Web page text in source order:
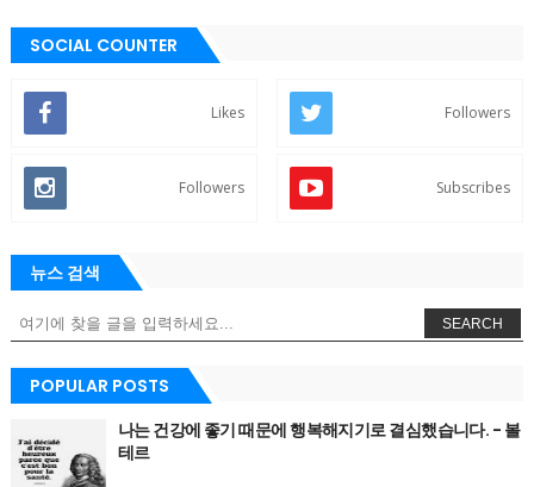
SOCIAL COUNTER
Likes Followers
Followers Subscribes
뉴스 검색
SEARCH
POPULAR POSTS
나는 건강에 좋기 때문에 행복해지기로 결심했습니다. - 볼
테르